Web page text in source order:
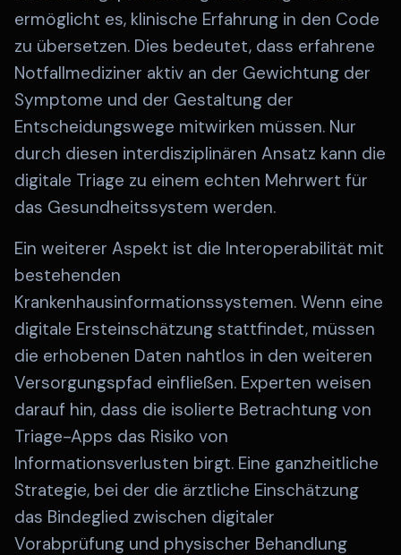
ermöglicht es, klinische Erfahrung in den Code
zu übersetzen. Dies bedeutet, dass erfahrene
Notfallmediziner aktiv an der Gewichtung der
Symptome und der Gestaltung der
Entscheidungswege mitwirken müssen. Nur
durch diesen interdisziplinären Ansatz kann die
digitale Triage zu einem echten Mehrwert für
das Gesundheitssystem werden.
Ein weiterer Aspekt ist die Interoperabilität mit
bestehenden
Krankenhausinformationssystemen. Wenn eine
digitale Ersteinschätzung stattfindet, müssen
die erhobenen Daten nahtlos in den weiteren
Versorgungspfad einfließen. Experten weisen
darauf hin, dass die isolierte Betrachtung von
Triage-Apps das Risiko von
Informationsverlusten birgt. Eine ganzheitliche
Strategie, bei der die ärztliche Einschätzung
das Bindeglied zwischen digitaler
Vorabprüfung und physischer Behandlung